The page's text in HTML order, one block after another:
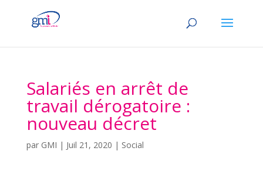
Salariés en arrêt de
travail dérogatoire :
nouveau décret
par GMI | Juil 21, 2020 | Social